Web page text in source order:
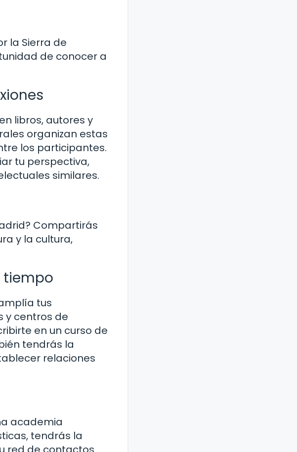
la Sierra de
de conocer a
libros, autores y
organizan estas
los participantes.
tu perspectiva,
similares.
Compartirás
y la cultura,
tiempo
tus
y centros de
en un curso de
tendrás la
relaciones
academia
tendrás la